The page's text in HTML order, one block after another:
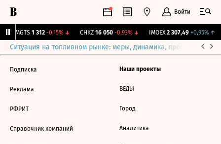
Войти
MGTS 1 312 -0,15%↓ CHKZ 16 050 -0,93%↓ IMOEX 2 307,49 +0,95%↑
Ситуация на топливном рынке: меры, динамика, прогнозы
Подписка
Реклама
РФРИТ
Справочник компаний
Наши проекты
ВЕДЫ
Город
Аналитика